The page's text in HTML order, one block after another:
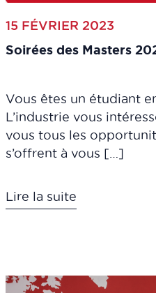
15 FÉVRIER 2023
Soirées des Masters
Vous êtes un étudiant
L’industrie vous
vous tous les
s’offrent à vous […]
Lire la suite